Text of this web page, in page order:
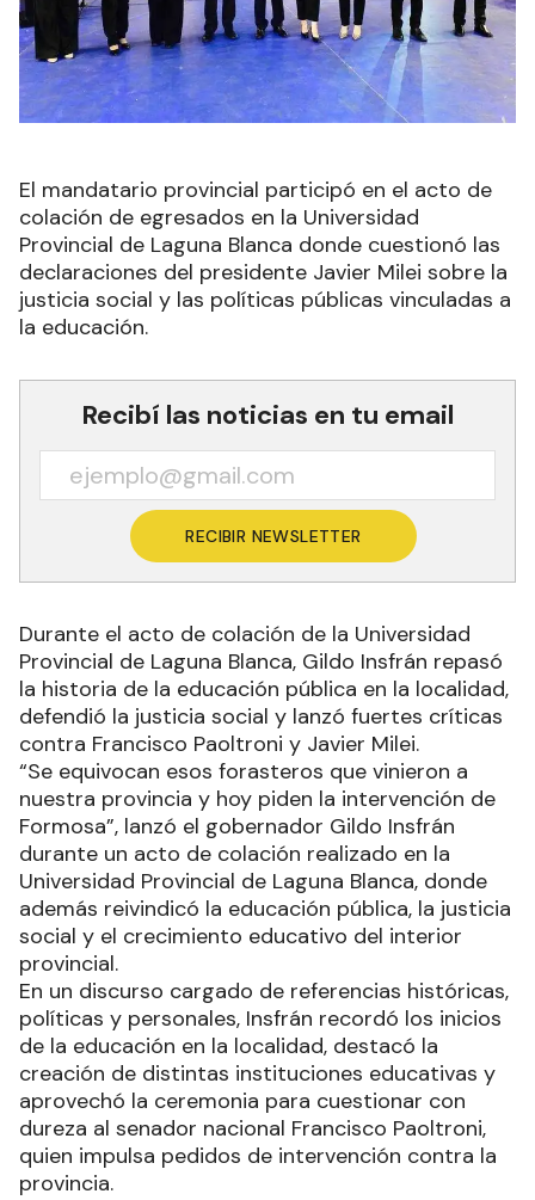
El mandatario provincial participó en el acto de
colación de egresados en la Universidad
Provincial de Laguna Blanca donde cuestionó las
declaraciones del presidente Javier Milei sobre la
justicia social y las políticas públicas vinculadas a
la educación.
Recibí las noticias en tu email
RECIBIR NEWSLETTER
Durante el acto de colación de la Universidad
Provincial de Laguna Blanca, Gildo Insfrán repasó
la historia de la educación pública en la localidad,
defendió la justicia social y lanzó fuertes críticas
contra Francisco Paoltroni y Javier Milei.
“Se equivocan esos forasteros que vinieron a
nuestra provincia y hoy piden la intervención de
Formosa”, lanzó el gobernador Gildo Insfrán
durante un acto de colación realizado en la
Universidad Provincial de Laguna Blanca, donde
además reivindicó la educación pública, la justicia
social y el crecimiento educativo del interior
provincial.
En un discurso cargado de referencias históricas,
políticas y personales, Insfrán recordó los inicios
de la educación en la localidad, destacó la
creación de distintas instituciones educativas y
aprovechó la ceremonia para cuestionar con
dureza al senador nacional Francisco Paoltroni,
quien impulsa pedidos de intervención contra la
provincia.